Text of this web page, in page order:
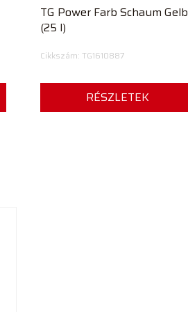
TG Power Farb Schaum Gelb
(25 l)
Cikkszám: TG1610887
RÉSZLETEK